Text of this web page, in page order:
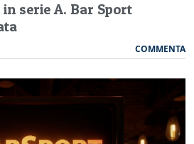
in serie A. Bar Sport
COMMENTA